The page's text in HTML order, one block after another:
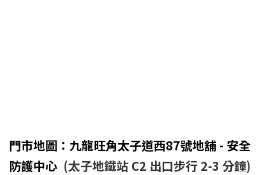
門市地圖：九龍旺角太子道西87號地舖 - 安全
防護中心 (太子地鐵站 C2 出口步行 2-3 分鐘)